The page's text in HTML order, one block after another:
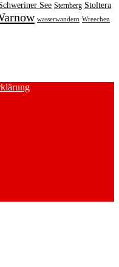
See Sternberg Stoltera
wasserwandern Wreechen